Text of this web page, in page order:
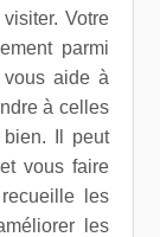
Votre
parmi
vous aide à
à celles
Il peut
vous faire
les
les